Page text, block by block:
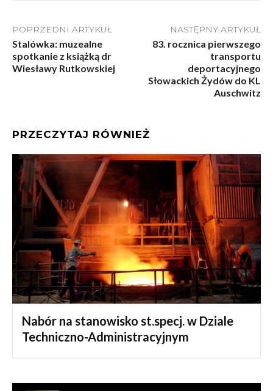
POPRZEDNI ARTYKUŁ
Stalówka: muzealne
spotkanie z książką dr
Wiesławy Rutkowskiej
NASTĘPNY ARTYKUŁ
83. rocznica pierwszego
transportu
deportacyjnego
Słowackich Żydów do KL
Auschwitz
PRZECZYTAJ RÓWNIEŻ
Nabór na stanowisko st.specj. w Dziale
Techniczno-Administracyjnym